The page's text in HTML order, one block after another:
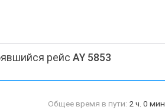
рейс AY 5853
Общее время в пути: 2 ч. 0 мин.